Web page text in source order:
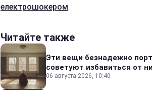
електрошокером.
Читайте также
Эти вещи безнадежно
советуют избавиться от
06 августа 2026, 10:40